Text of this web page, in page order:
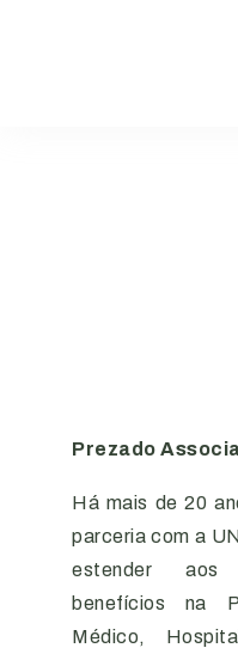
Prezado
Há mais de 20
parceria com a
estender aos
benefícios na
Médico,